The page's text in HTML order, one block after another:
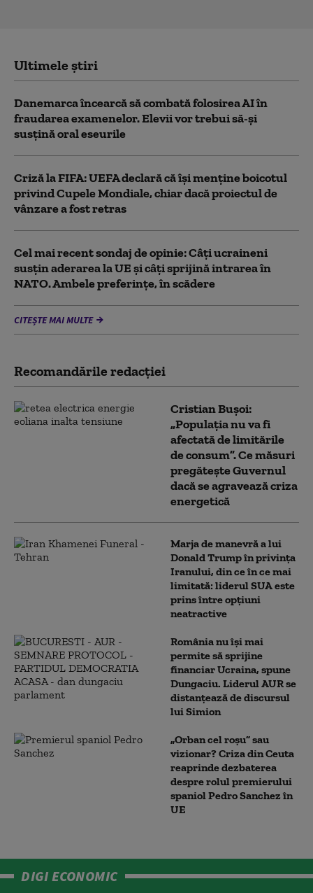
Ultimele știri
Danemarca încearcă să combată folosirea AI în
fraudarea examenelor. Elevii vor trebui să-şi
susţină oral eseurile
Criză la FIFA: UEFA declară că îşi menţine boicotul
privind Cupele Mondiale, chiar dacă proiectul de
vânzare a fost retras
Cel mai recent sondaj de opinie: Câți ucraineni
susțin aderarea la UE și câți sprijină intrarea în
NATO. Ambele preferințe, în scădere
CITEȘTE MAI MULTE
Recomandările redacţiei
Cristian Bușoi:
„Populația nu va fi
afectată de limitările
de consum”. Ce măsuri
pregătește Guvernul
dacă se agravează criza
energetică
Marja de manevră a lui
Donald Trump în privința
Iranului, din ce în ce mai
limitată: liderul SUA este
prins între opțiuni
neatractive
România nu își mai
permite să sprijine
financiar Ucraina, spune
Dungaciu. Liderul AUR se
distanțează de discursul
lui Simion
„Orban cel roșu” sau
vizionar? Criza din Ceuta
reaprinde dezbaterea
despre rolul premierului
spaniol Pedro Sanchez în
UE
DIGI ECONOMIC